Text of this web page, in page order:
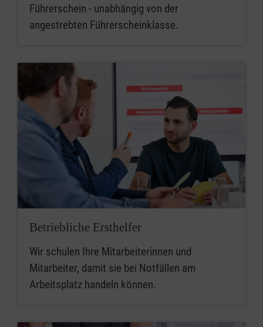
Führerschein - unabhängig von der
angestrebten Führerscheinklasse.
Betriebliche Ersthelfer
Wir schulen Ihre Mitarbeiterinnen und
Mitarbeiter, damit sie bei Notfällen am
Arbeitsplatz handeln können.